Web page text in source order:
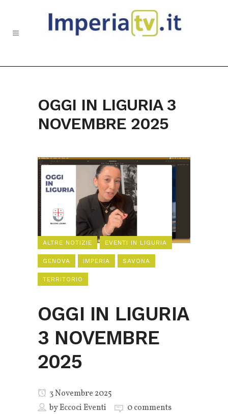
OGGI IN LIGURIA 3
NOVEMBRE 2025
ALTRE NOTIZIE EVENTI IN LIGURIA
GENOVA IMPERIA SAVONA
TERRITORIO
OGGI IN LIGURIA
3 NOVEMBRE
2025
3 Novembre 2025
byEccoci Eventi 0 comments